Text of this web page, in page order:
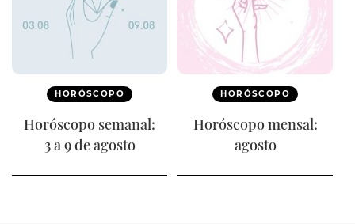
HORÓSCOPO
Horóscopo semanal:
3 a 9 de agosto
HORÓSCOPO
Horóscopo mensal:
agosto